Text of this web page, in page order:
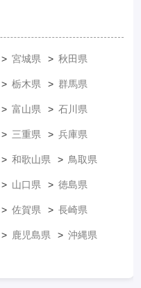
宮城県 秋田県
栃木県 群馬県
富山県 石川県
三重県 兵庫県
和歌山県 鳥取県
山口県 徳島県
佐賀県 長崎県
鹿児島県 沖縄県